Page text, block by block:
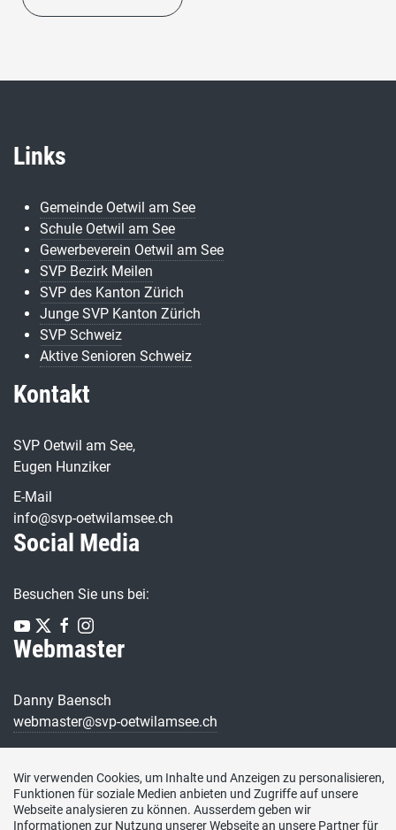
Links
Gemeinde Oetwil am See
Schule Oetwil am See
Gewerbeverein Oetwil am See
SVP Bezirk Meilen
SVP des Kanton Zürich
Junge SVP Kanton Zürich
SVP Schweiz
Aktive Senioren Schweiz
Kontakt
SVP Oetwil am See,
Eugen Hunziker
E-Mail
info@svp-oetwilamsee.ch
Social Media
Besuchen Sie uns bei:
Webmaster
Danny Baensch
webmaster@svp-oetwilamsee.ch
Wir verwenden Cookies, um Inhalte und Anzeigen zu personalisieren,
Funktionen für soziale Medien anbieten und Zugriffe auf unsere
Webseite analysieren zu können. Ausserdem geben wir
Informationen zur Nutzung unserer Webseite an unsere Partner für